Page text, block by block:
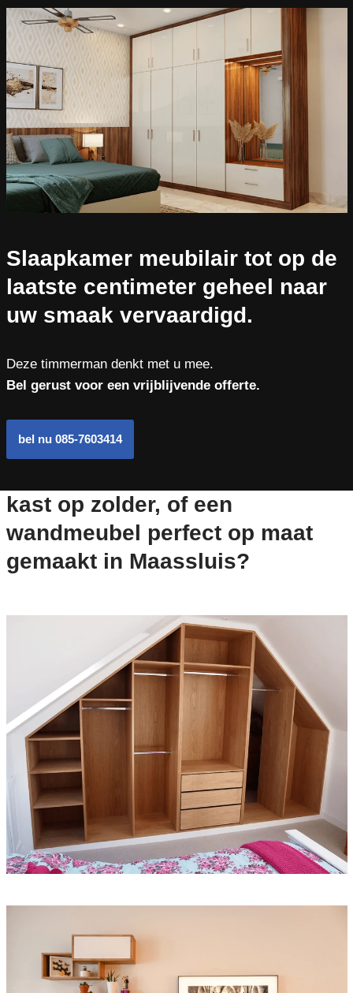
Slaapkamer meubilair tot op de
laatste centimeter geheel naar
uw smaak vervaardigd.
Deze timmerman denkt met u mee.
Bel gerust voor een vrijblijvende offerte.
bel nu 085-7603414
kast op zolder, of een
wandmeubel perfect op maat
gemaakt in Maassluis?